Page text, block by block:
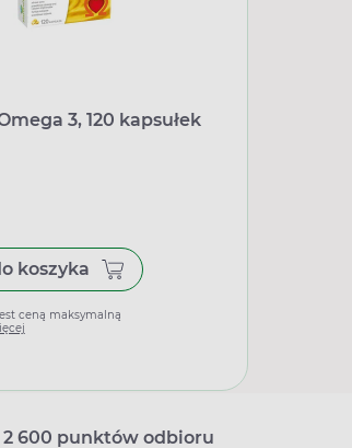
3, 120 kapsułek
koszyka
ceną maksymalną
2 600 punktów odbioru